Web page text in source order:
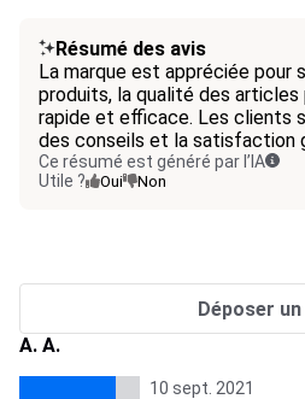
Résumé des avis
La marque est appréciée pour
produits, la qualité des
rapide et efficace. Les clients
des conseils et la satisfaction
Ce résumé est généré par l’IA
Utile ?
Oui Non
Déposer
A. A.
10 sept. 2021